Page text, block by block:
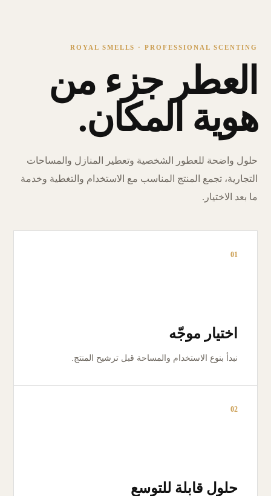
ROYAL SMELLS · PROFESSIONAL SCENTING
العطر جزء من
هوية المكان.
حلول واضحة للعطور الشخصية وتعطير المنازل والمساحات
التجارية، تجمع المنتج المناسب مع الاستخدام والتغطية وخدمة
ما بعد الاختيار.
01
اختيار موجّه
نبدأ بنوع الاستخدام والمساحة قبل ترشيح المنتج.
02
حلول قابلة للتوسع